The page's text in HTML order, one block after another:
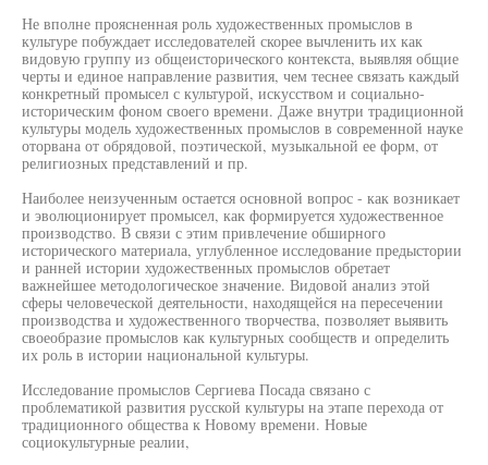
Не вполне проясненная роль художественных промыслов в
культуре побуждает исследователей скорее вычленить их как
видовую группу из общеисторического контекста, выявляя общие
черты и единое направление развития, чем теснее связать каждый
конкретный промысел с культурой, искусством и социально-
историческим фоном своего времени. Даже внутри традиционной
культуры модель художественных промыслов в современной науке
оторвана от обрядовой, поэтической, музыкальной ее форм, от
религиозных представлений и пр.
Наиболее неизученным остается основной вопрос - как возникает
и эволюционирует промысел, как формируется художественное
производство. В связи с этим привлечение обширного
исторического материала, углубленное исследование предыстории
и ранней истории художественных промыслов обретает
важнейшее методологическое значение. Видовой анализ этой
сферы человеческой деятельности, находящейся на пересечении
производства и художественного творчества, позволяет выявить
своеобразие промыслов как культурных сообществ и определить
их роль в истории национальной культуры.
Исследование промыслов Сергиева Посада связано с
проблематикой развития русской культуры на этапе перехода от
традиционного общества к Новому времени. Новые
социокультурные реалии,